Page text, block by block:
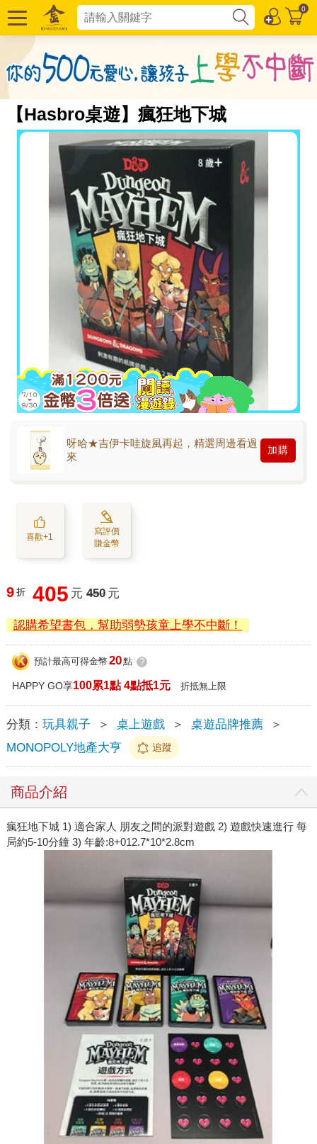
0
【Hasbro桌遊】瘋狂地下城
呀哈★吉伊卡哇旋風再起，精選周邊看過
來
加購
喜歡+1
寫評價
賺金幣
9 折 405 元 450 元
認購希望書包，幫助弱勢孩童上學不中斷！
預計最高可得金幣 20點 ?
HAPPY GO享100累1點 4點抵1元 折抵無上限
分類： 玩具親子 ＞ 桌上遊戲 ＞ 桌遊品牌推薦
＞
MONOPOLY地產大亨
追蹤
商品介紹
瘋狂地下城 1) 適合家人 朋友之間的派對遊戲 2) 遊戲快速進行 每
局約5-10分鐘 3) 年齡:8+012.7*10*2.8cm